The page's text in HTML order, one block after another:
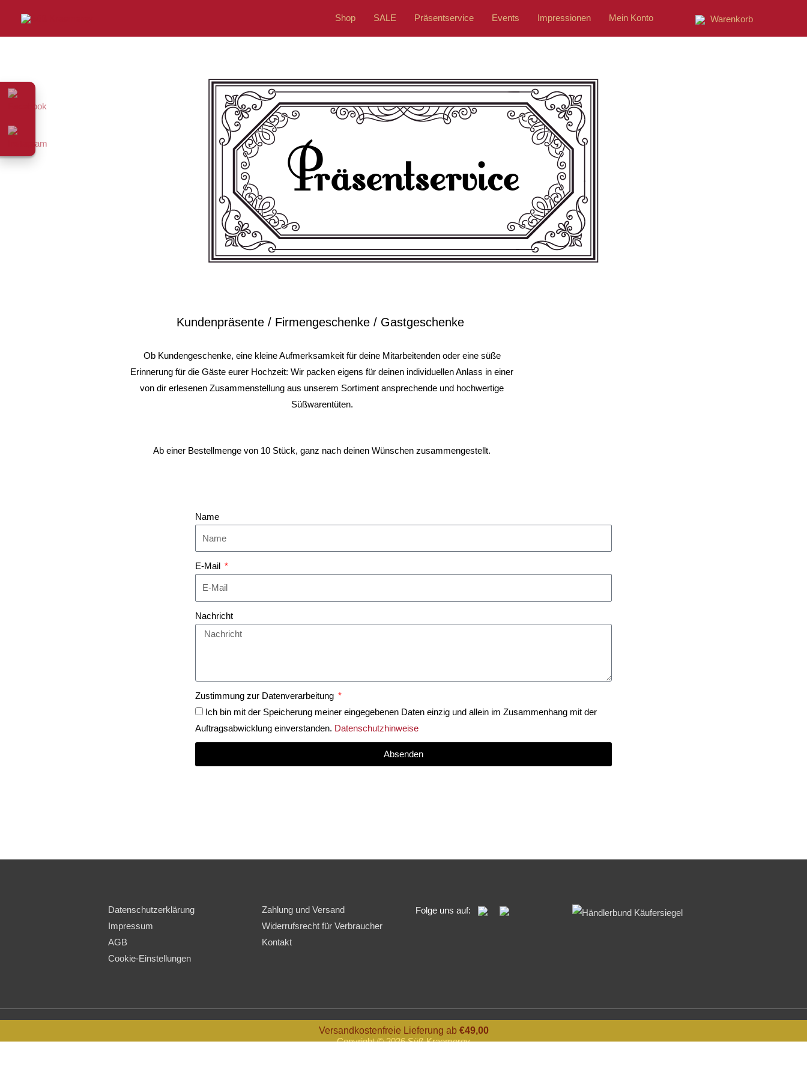
Shop SALE Präsentservice Events Impressionen Mein Konto Warenkorb
Kundenpräsente / Firmengeschenke / Gastgeschenke
Ob Kundengeschenke, eine kleine Aufmerksamkeit für deine Mitarbeitenden oder eine süße
Erinnerung für die Gäste eurer Hochzeit: Wir packen eigens für deinen individuellen Anlass in einer
von dir erlesenen Zusammenstellung aus unserem Sortiment ansprechende und hochwertige
Süßwarentüten.
Ab einer Bestellmenge von 10 Stück, ganz nach deinen Wünschen zusammengestellt.
Name
E-Mail
Nachricht
Zustimmung zur Datenverarbeitung
Ich bin mit der Speicherung meiner eingegebenen Daten einzig und allein im Zusammenhang mit der
Auftragsabwicklung einverstanden. Datenschutzhinweise
Absenden
Datenschutzerklärung
Impressum
AGB
Cookie-Einstellungen
Zahlung und Versand
Widerrufsrecht für Verbraucher
Kontakt
Folge uns auf:
Copyright © 2026Süß Kraemerey
Versandkostenfreie Lieferung ab €49,00